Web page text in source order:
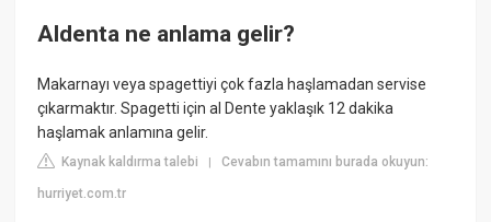
Aldenta ne anlama gelir?
Makarnayı veya spagettiyi çok fazla haşlamadan servise
çıkarmaktır. Spagetti için al Dente yaklaşık 12 dakika
haşlamak anlamına gelir.
Kaynak kaldırma talebi |Cevabın tamamını burada okuyun:
hurriyet.com.tr